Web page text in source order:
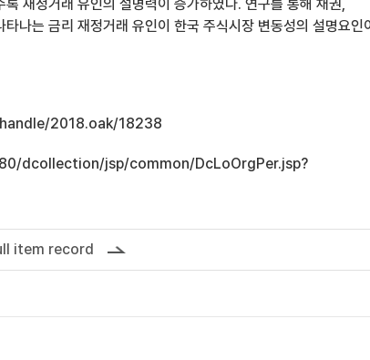
재정거래 유인의 설명력이 증가하였다. 연구를 통해 채권,
나는 금리 재정거래 유인이 한국 주식시장 변동성의 설명요인
2018.oak/18238
dcollection/jsp/common/DcLoOrgPer.jsp?
item record